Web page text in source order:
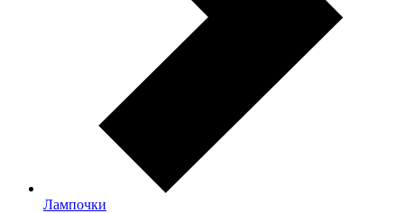
Лампочки